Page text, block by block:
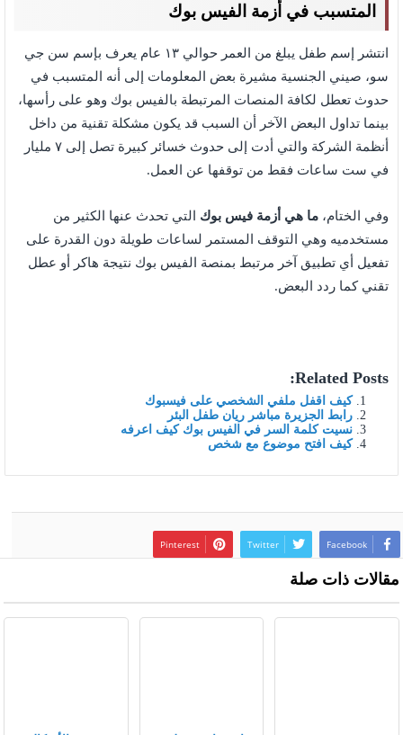
المتسبب في أزمة الفيس بوك
انتشر إسم طفل يبلغ من العمر حوالي ١٣ عام يعرف بإسم سن جي
سو، صيني الجنسية مشيرة بعض المعلومات إلى أنه المتسبب في
حدوث تعطل لكافة المنصات المرتبطة بالفيس بوك وهو على رأسها،
بينما تداول البعض الآخر أن السبب قد يكون مشكلة تقنية من داخل
أنظمة الشركة والتي أدت إلى حدوث خسائر كبيرة تصل إلى ٧ مليار
في ست ساعات فقط من توقفها عن العمل.
وفي الختام، ما هي أزمة فيس بوك التي تحدث عنها الكثير من
مستخدميه وهي التوقف المستمر لساعات طويلة دون القدرة على
تفعيل أي تطبيق آخر مرتبط بمنصة الفيس بوك نتيجة هاكر أو عطل
تقني كما ردد البعض.
Related Posts:
كيف اقفل ملفي الشخصي على فيسبوك
رابط الجزيرة مباشر ريان طفل البئر
نسيت كلمة السر في الفيس بوك كيف اعرفه
كيف افتح موضوع مع شخص
Facebook
Twitter
Pinterest
مقالات ذات صلة